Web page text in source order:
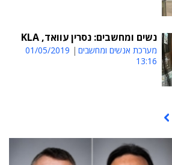
נשים ומחשבים: נסרין עוואד, KLA
מערכת אנשים ומחשבים
01/05/2019
13:16